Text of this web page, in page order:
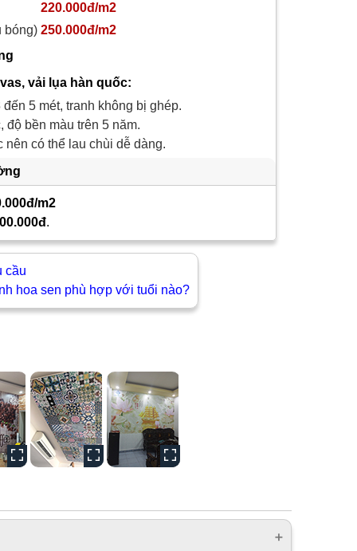
220.000đ/m2
bóng) 250.000đ/m2
vải lụa hàn quốc:
5 mét, tranh không bị ghép.
bền màu trên 5 năm.
có thể lau chùi dễ dàng.
m2
.
cầu
hoa sen phù hợp với tuổi nào?